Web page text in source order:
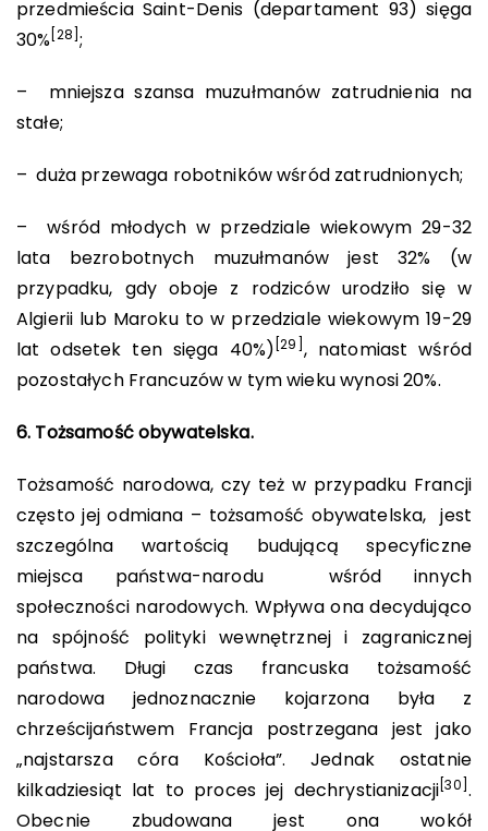
przedmieścia Saint-Denis (departament 93) sięga
30% [28];
– mniejsza szansa muzułmanów zatrudnienia na
stałe;
– duża przewaga robotników wśród zatrudnionych;
– wśród młodych w przedziale wiekowym 29-32
lata bezrobotnych muzułmanów jest 32% (w
przypadku, gdy oboje z rodziców urodziło się w
Algierii lub Maroku to w przedziale wiekowym 19-29
lat odsetek ten sięga 40%) [29] , natomiast wśród
pozostałych Francuzów w tym wieku wynosi 20%.
6. Tożsamość obywatelska.
Tożsamość narodowa, czy też w przypadku Francji
często jej odmiana – tożsamość obywatelska, jest
szczególna wartością budującą specyficzne
miejsca państwa-narodu wśród innych
społeczności narodowych. Wpływa ona decydująco
na spójność polityki wewnętrznej i zagranicznej
państwa. Długi czas francuska tożsamość
narodowa jednoznacznie kojarzona była z
chrześcijaństwem Francja postrzegana jest jako
„najstarsza córa Kościoła”. Jednak ostatnie
kilkadziesiąt lat to proces jej dechrystianizacji [30] .
Obecnie zbudowana jest ona wokół